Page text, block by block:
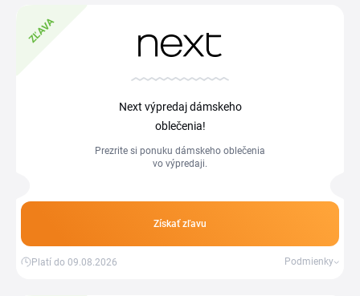
ZĽAVA
Next výpredaj dámskeho
oblečenia!
Prezrite si ponuku dámskeho oblečenia
vo výpredaji.
Získať zľavu
Platí do 09.08.2026 Podmienky